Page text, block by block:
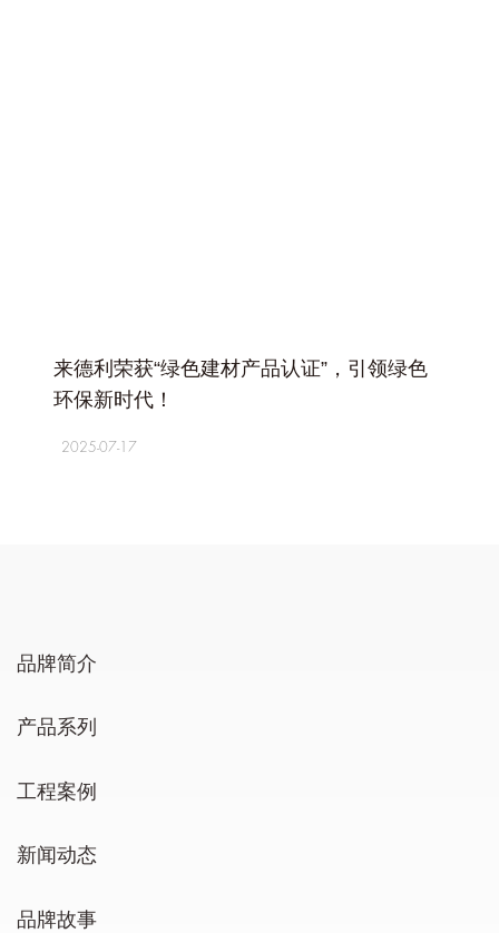
来德利荣获“绿色建材产品认证”，引领绿色
环保新时代！
2025-07-17
品牌简介
产品系列
工程案例
新闻动态
品牌故事